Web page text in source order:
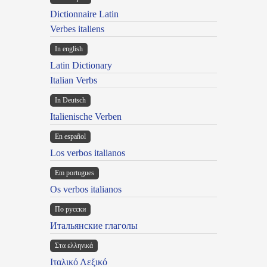
Dictionnaire Latin
Verbes italiens
In english
Latin Dictionary
Italian Verbs
In Deutsch
Italienische Verben
En español
Los verbos italianos
Em portugues
Os verbos italianos
По русски
Итальянские глаголы
Στα ελληνικά
Ιταλικό Λεξικό